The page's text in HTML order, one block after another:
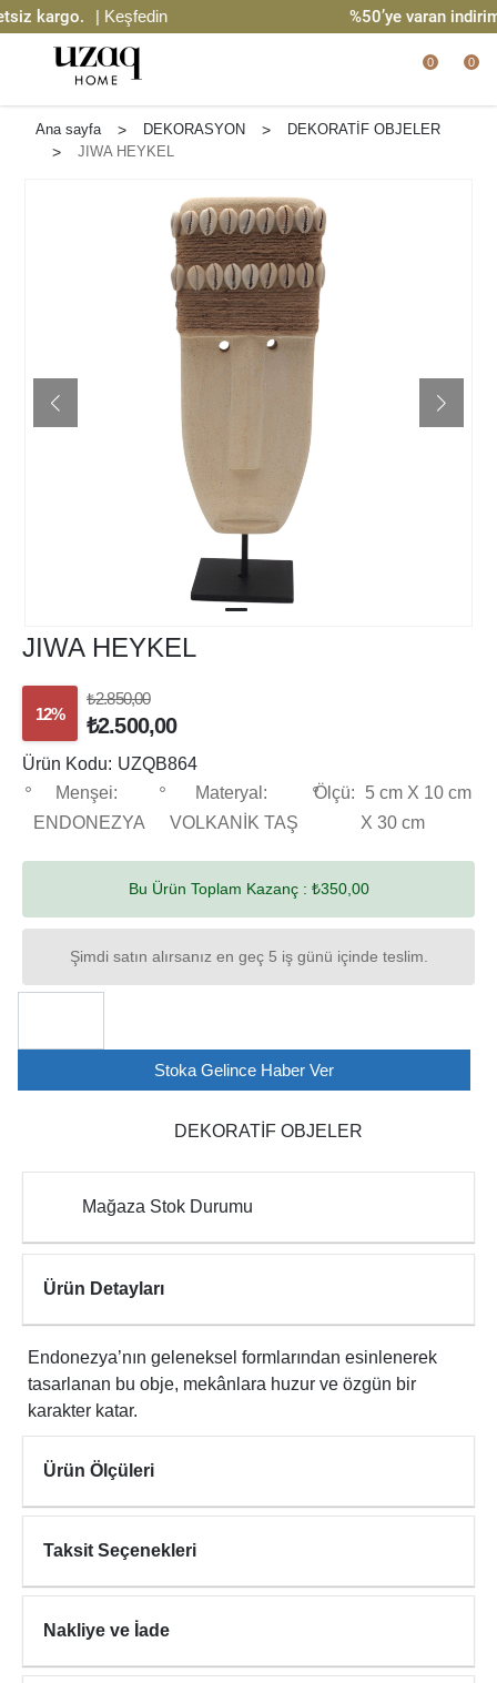
kargo. | Keşfedin %50’ye varan indirim
0 0
Ana sayfa > DEKORASYON > DEKORATİF OBJELER
> JIWA HEYKEL
JIWA HEYKEL
12%
₺2.850,00
₺2.500,00
Ürün Kodu: UZQB864
Menşei:
ENDONEZYA
Materyal:
VOLKANİK TAŞ
Ölçü:
5 cm X 10 cm
X 30 cm
Bu Ürün Toplam Kazanç : ₺350,00
Şimdi satın alırsanız en geç 5 iş günü içinde teslim.
Stoka Gelince Haber Ver
DEKORATİF OBJELER
Mağaza Stok Durumu
Ürün Detayları
Endonezya’nın geleneksel formlarından esinlenerek
tasarlanan bu obje, mekânlara huzur ve özgün bir
karakter katar.
Ürün Ölçüleri
Taksit Seçenekleri
Nakliye ve İade